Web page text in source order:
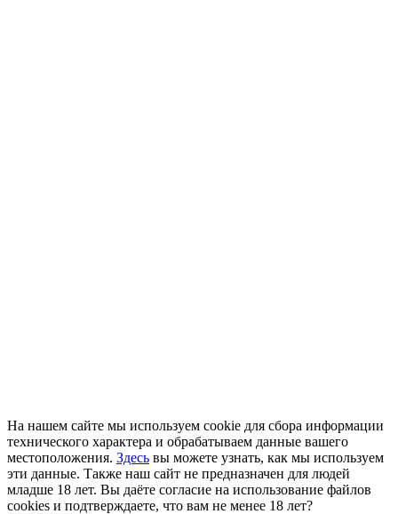
На нашем сайте мы используем cookie для сбора информации
технического характера и обрабатываем данные вашего
местоположения. Здесь вы можете узнать, как мы используем
эти данные. Также наш сайт не предназначен для людей
младше 18 лет. Вы даёте согласие на использование файлов
cookies и подтверждаете, что вам не менее 18 лет?